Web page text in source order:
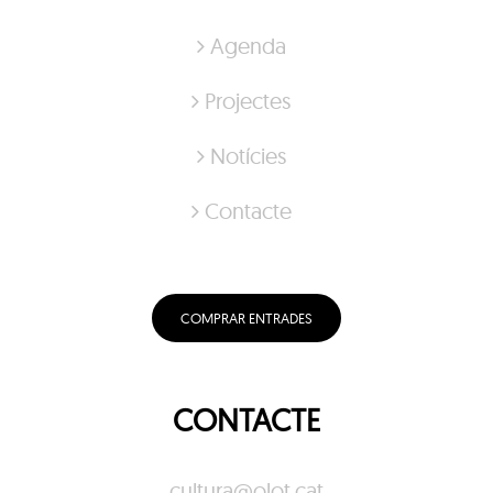
Agenda
Projectes
Notícies
Contacte
COMPRAR ENTRADES
CONTACTE